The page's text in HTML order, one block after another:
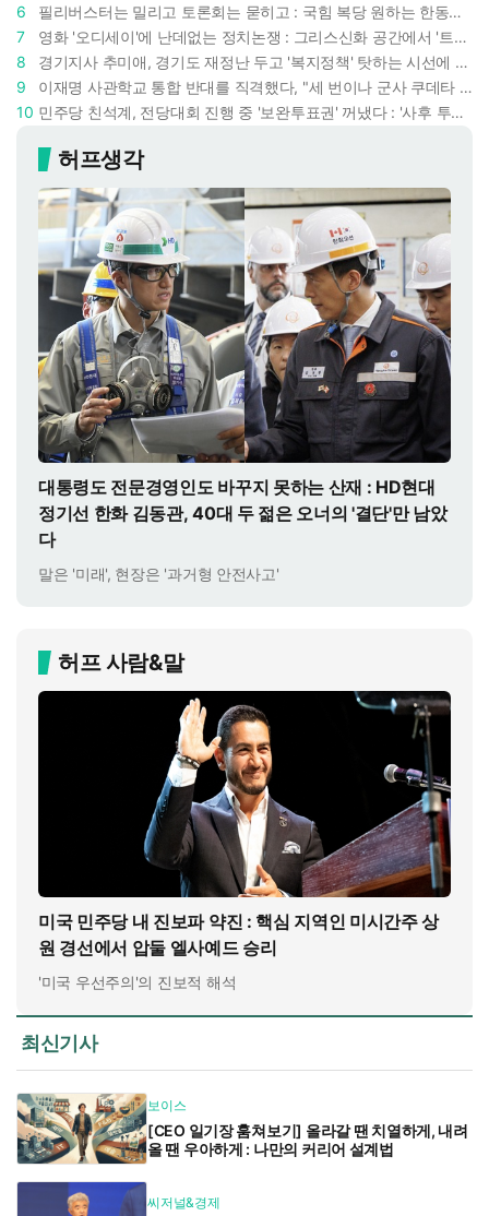
6
필리버스터는 밀리고 토론회는 묻히고 : 국힘 복당 원하는 한동훈, '검사 정치'의 한계만 드러내나
7
영화 '오디세이'에 난데없는 정치논쟁 : 그리스신화 공간에서 '트럼프 전쟁의 참혹함'이 보인다
8
경기지사 추미애, 경기도 재정난 두고 '복지정책' 탓하는 시선에 정면 반박 : "고령자와 아이 인구 급증"
9
이재명 사관학교 통합 반대를 직격했다, "세 번이나 군사 쿠데타 했는데 압도적 지위"
10
민주당 친석계, 전당대회 진행 중 '보완투표권' 꺼냈다 : '사후 투표 허용' 무리수에 정청래 "투표 쿠데타"
허프생각
대통령도 전문경영인도 바꾸지 못하는 산재 : HD현대
정기선 한화 김동관, 40대 두 젊은 오너의 '결단'만 남았
다
말은 '미래', 현장은 '과거형 안전사고'
허프 사람&말
미국 민주당 내 진보파 약진 : 핵심 지역인 미시간주 상
원 경선에서 압둘 엘사예드 승리
'미국 우선주의'의 진보적 해석
최신기사
보이스
[CEO 일기장 훔쳐보기] 올라갈 땐 치열하게, 내려
올 땐 우아하게 : 나만의 커리어 설계법
씨저널&경제